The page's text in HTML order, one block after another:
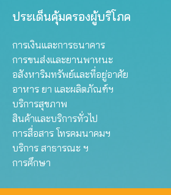
ประเด็นคุ้มครองผู้บริโภค
การเงินและการธนาคาร
การขนส่งและยานพาหนะ
อสังหาริมทรัพย์และที่อยู่อาศัย
อาหาร ยา และผลิตภัณฑ์ฯ
บริการสุขภาพ
สินค้าและบริการทั่วไป
การสื่อสาร โทรคมนาคมฯ
บริการ สาธารณะ ฯ
การศึกษา